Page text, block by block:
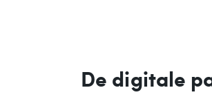
De digitale